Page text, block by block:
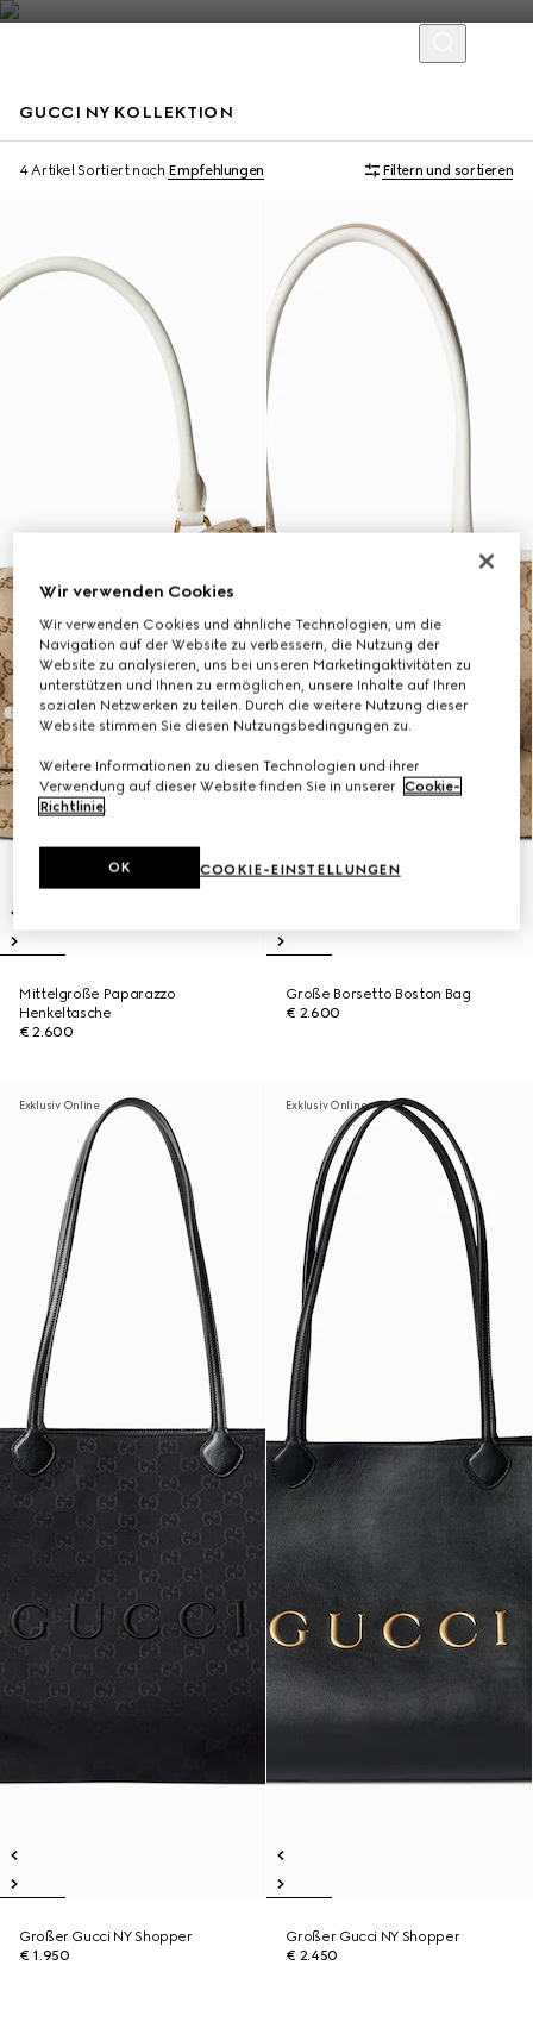
GUCCI NY KOLLEKTION
4 Artikel Sortiert nach Empfehlungen Filtern und sortieren
Limitierte Auflage
Mittelgroße Paparazzo
Henkeltasche
€ 2.600
Limitierte Auflage
Große Borsetto Boston Bag
€ 2.600
Exklusiv Online
Großer Gucci NY Shopper
€ 1.950
Exklusiv Online
Großer Gucci NY Shopper
€ 2.450
Wir verwenden Cookies
Wir verwenden Cookies und ähnliche Technologien, um die
Navigation auf der Website zu verbessern, die Nutzung der
Website zu analysieren, uns bei unseren Marketingaktivitäten zu
unterstützen und Ihnen zu ermöglichen, unsere Inhalte auf Ihren
sozialen Netzwerken zu teilen. Durch die weitere Nutzung dieser
Website stimmen Sie diesen Nutzungsbedingungen zu.
Weitere Informationen zu diesen Technologien und ihrer
Verwendung auf dieser Website finden Sie in unserer Cookie-
Richtlinie.
COOKIE-EINSTELLUNGEN
OK